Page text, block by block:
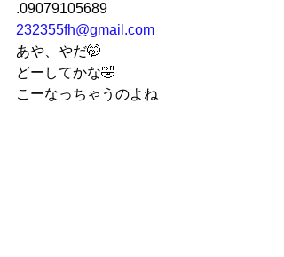
.09079105689
232355fh@gmail.com
あや、やだ🤭
どーしてかな🤣
こーなっちゃうのよね